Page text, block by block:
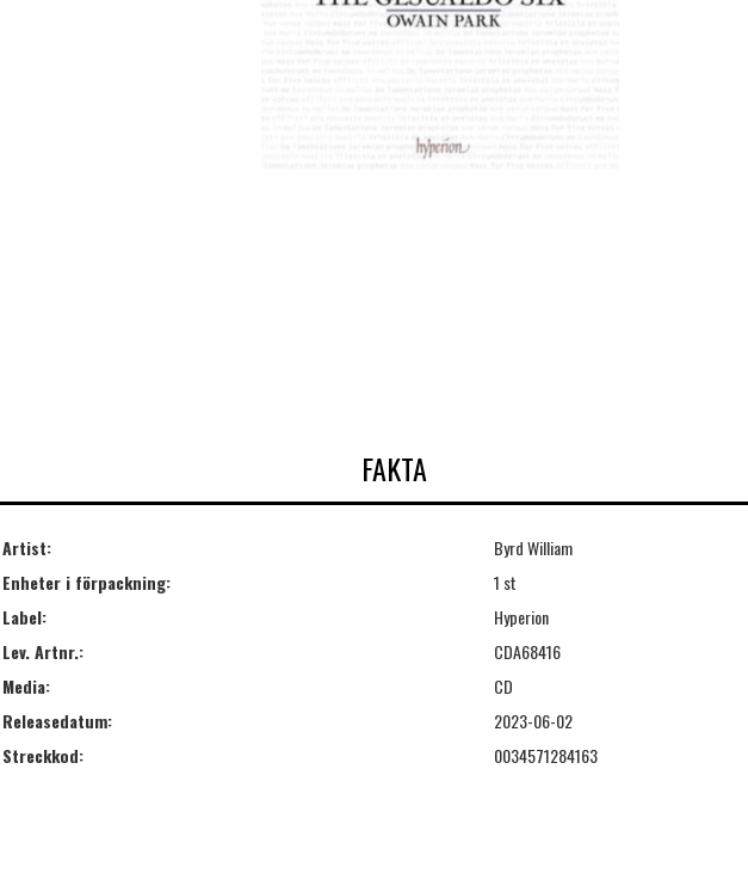
FAKTA
Artist:
Byrd William
Enheter i förpackning:
1 st
Label:
Hyperion
Lev. Artnr.:
CDA68416
Media:
CD
Releasedatum:
2023-06-02
Streckkod:
0034571284163